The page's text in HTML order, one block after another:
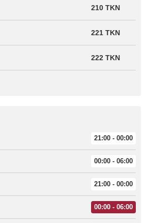
210 TKN
221 TKN
222 TKN
21:00 - 00:00
00:00 - 06:00
21:00 - 00:00
00:00 - 06:00